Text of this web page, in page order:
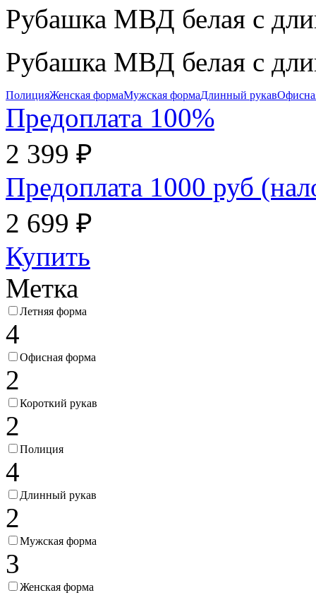
Рубашка МВД белая с
Рубашка МВД белая с
ПолицияЖенская формаМужская формаДлинный рукав
Предоплата 100%
2 399 ₽
Предоплата 1000 руб
2 699 ₽
Купить
Метка
Летняя форма
4
Офисная форма
2
Короткий рукав
2
Полиция
4
Длинный рукав
2
Мужская форма
3
Женская форма